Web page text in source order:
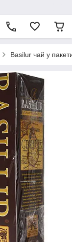
Basilur чай у